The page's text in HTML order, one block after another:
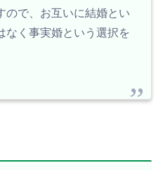
ので、お互いに結婚とい
なく事実婚という選択を